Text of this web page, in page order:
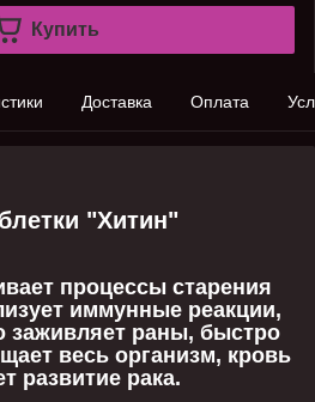
Купить
Доставка Оплата
"Хитин"
процессы старения
иммунные реакции,
заживляет раны, быстро
весь организм, кровь
развитие рака.